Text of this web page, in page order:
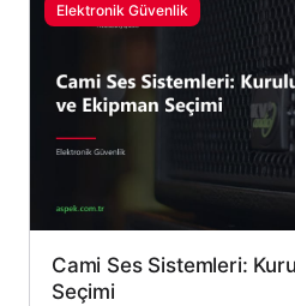
Elektronik Güvenlik
Cami Ses Sistemleri:
Seçimi